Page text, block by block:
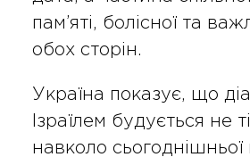
пам’яті, болісної та
обох сторін.
Україна показує, що
Ізраїлем будується не
навколо сьогоднішньої